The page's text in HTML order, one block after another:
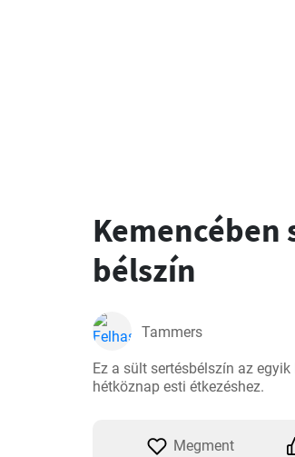
Kemencében
bélszín
Tammers
Ez a sült sertésbélszín az
hétköznap esti étkezéshez.
Megment